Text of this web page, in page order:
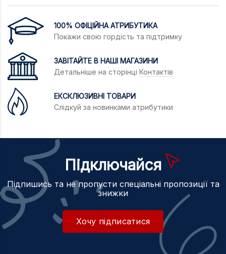
100% ОФІЦІЙНА АТРИБУТИКА
Покажи свою гордість та підтримку
ЗАВІТАЙТЕ В НАШІ МАГАЗИНИ
Детальніше на сторінці Контактів
ЕКСКЛЮЗИВНІ ТОВАРИ
Слідкуй за новинками атрибутики
Підключайся
Підпишись та не пропусти спеціальні пропозиції та
знижки
Хочу підписатися